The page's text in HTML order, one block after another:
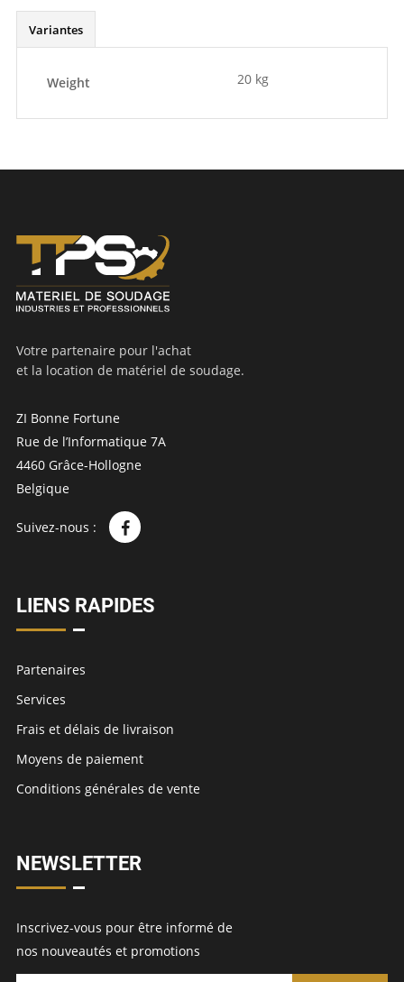
Variantes
Weight 20 kg
Votre partenaire pour l'achat
et la location de matériel de soudage.
ZI Bonne Fortune
Rue de l’Informatique 7A
4460 Grâce-Hollogne
Belgique
Suivez-nous :
LIENS RAPIDES
Partenaires
Services
Frais et délais de livraison
Moyens de paiement
Conditions générales de vente
NEWSLETTER
Inscrivez-vous pour être informé de
nos nouveautés et promotions